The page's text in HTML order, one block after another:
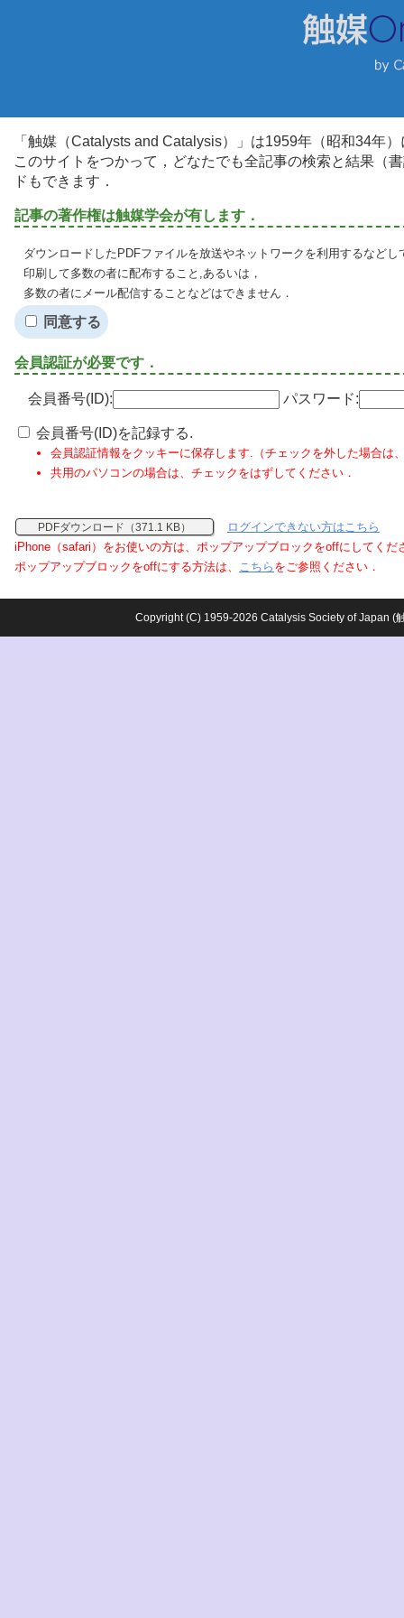
「触媒（Catalysts and Catalysis）」は1959年（昭和34年
このサイトをつかって，どなたでも全記事の検索と結果（
ドもできます．
記事の著作権は触媒学会が有します．
ダウンロードしたPDFファイルを放送やネットワークを利用するなど
印刷して多数の者に配布すること,あるいは，
多数の者にメール配信することなどはできません．
同意する
会員認証が必要です．
会員番号(ID): パスワード:
会員番号(ID)を記録する.
会員認証情報をクッキーに保存します.（チェックを外した場合は
共用のパソコンの場合は、チェックをはずしてください．
PDFダウンロード（371.1 KB）
ログインできない方はこちら
iPhone（safari）をお使いの方は、ポップアップブロックをoffにしてくだ
ポップアップブロックをoffにする方法は、 こちら をご参照ください．
Copyright (C) 1959-2026 Catalysis Society of Japan (